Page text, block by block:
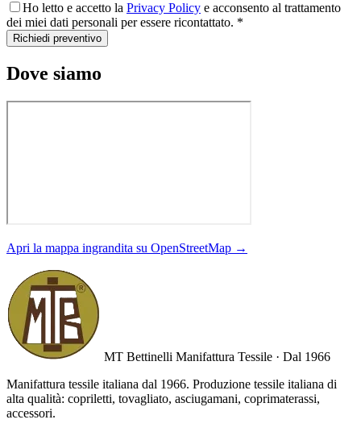
Ho letto e accetto la Privacy Policy e acconsento al trattamento
dei miei dati personali per essere ricontattato. *
Richiedi preventivo
Dove siamo
Apri la mappa ingrandita su OpenStreetMap →
MT Bettinelli Manifattura Tessile · Dal 1966
Manifattura tessile italiana dal 1966. Produzione tessile italiana di
alta qualità: copriletti, tovagliato, asciugamani, coprimaterassi,
accessori.